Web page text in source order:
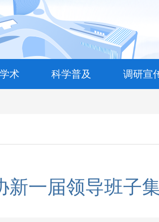
术 科学普及 调研宣
新一届领导班子